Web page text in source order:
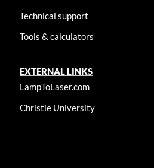
Technical support
Tools & calculators
EXTERNAL LINKS
LampToLaser.com
Christie University